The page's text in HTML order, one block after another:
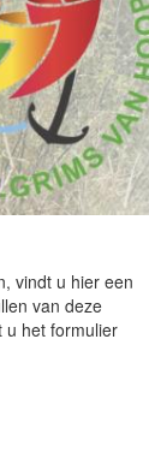
vindt u hier een
van deze
u het formulier